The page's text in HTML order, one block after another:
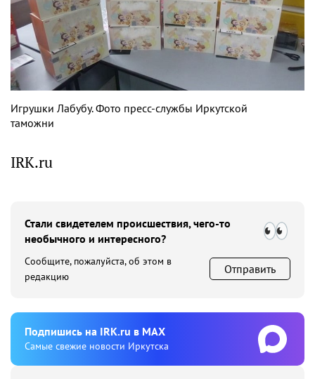
Игрушки Лабубу. Фото пресс-службы Иркутской
таможни
IRK.ru
Стали свидетелем происшествия, чего-то
необычного и интересного?
Сообщите, пожалуйста, об этом в
редакцию
Отправить
Подпишиcь на IRK.ru в MAX
Cамые свежие новости Иркутска